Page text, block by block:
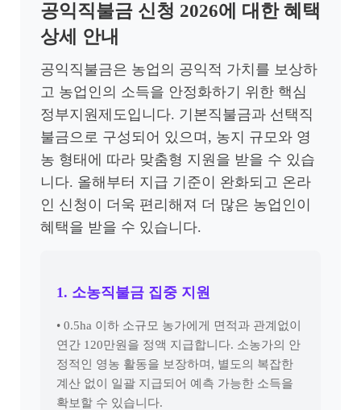
공익직불금 신청 2026에 대한 혜택
상세 안내
공익직불금은 농업의 공익적 가치를 보상하
고 농업인의 소득을 안정화하기 위한 핵심
정부지원제도입니다. 기본직불금과 선택직
불금으로 구성되어 있으며, 농지 규모와 영
농 형태에 따라 맞춤형 지원을 받을 수 있습
니다. 올해부터 지급 기준이 완화되고 온라
인 신청이 더욱 편리해져 더 많은 농업인이
혜택을 받을 수 있습니다.
1. 소농직불금 집중 지원
• 0.5ha 이하 소규모 농가에게 면적과 관계없이
연간 120만원을 정액 지급합니다. 소농가의 안
정적인 영농 활동을 보장하며, 별도의 복잡한
계산 없이 일괄 지급되어 예측 가능한 소득을
확보할 수 있습니다.